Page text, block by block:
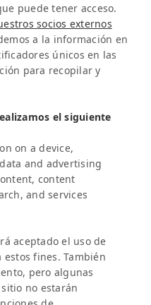
puede tener acceso.
socios externos
a la información en
únicos en las
para recopilar y
el siguiente
on a device,
and advertising
content
and services
aceptado el uso de
fines. También
pero algunas
no estarán